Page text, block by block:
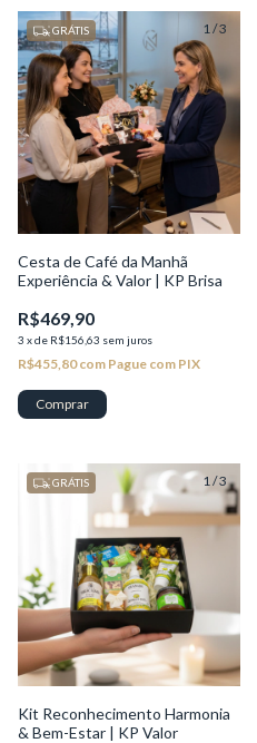
1/3
GRÁTIS
Cesta de Café da Manhã
Experiência & Valor | KP Brisa
R$469,90
3 xde R$156,63 sem juros
R$455,80com Pague com PIX
1/3
GRÁTIS
Kit Reconhecimento Harmonia
& Bem-Estar | KP Valor